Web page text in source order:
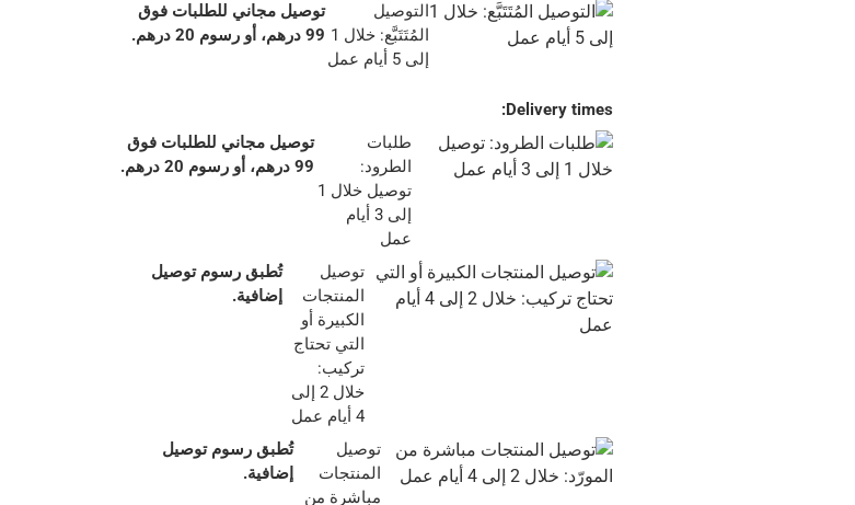
التوصيل
المُتَتَبَّع: خلال 1
إلى 5 أيام عمل
توصيل مجاني للطلبات فوق
99 درهم، أو رسوم 20 درهم.
Delivery times:
طلبات
الطرود:
توصيل خلال 1
إلى 3 أيام
عمل
توصيل مجاني للطلبات فوق
99 درهم، أو رسوم 20 درهم.
توصيل
المنتجات
الكبيرة أو
التي تحتاج
تركيب:
خلال 2 إلى
4 أيام عمل
تُطبق رسوم توصيل
إضافية.
توصيل
المنتجات
مباشرة من
تُطبق رسوم توصيل
إضافية.